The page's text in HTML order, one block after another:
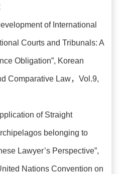
of International
Courts and Tribunals: A
Obligation”, Korean
Comparative Law，Vol.9,
of Straight
belonging to
Lawyer’s Perspective”,
Nations Convention on